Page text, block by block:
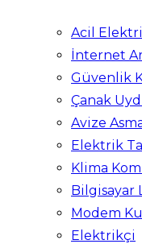
Acil
İnternet
Güvenlik
Çanak
Avize
Elektrik
Klima
Bilgisayar
Modem
Elektrikçi